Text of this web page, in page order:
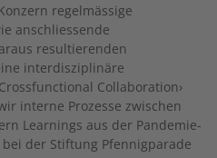
regelmässige
anschliessende
resultierenden
interdisziplinäre
Collaboration›
interne Prozesse zwischen
Learnings aus der Pandemie-
der Stiftung Pfennigparade